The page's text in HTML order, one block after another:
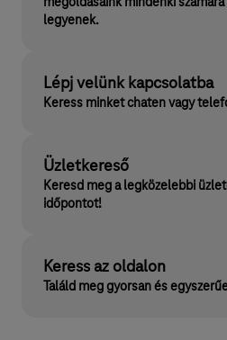
legyenek.
Lépj velünk kapcsolatba
Keress minket chaten vagy
Üzletkereső
Keresd meg a legközelebbi
időpontot!
Keress az oldalon
Találd meg gyorsan és